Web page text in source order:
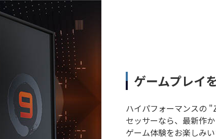
ゲームプレイ
ハイパフォーマンスの
セッサーなら、最新作
ゲーム体験をお楽しみい